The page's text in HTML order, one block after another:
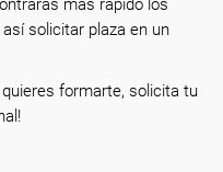
más rápido los
solicitar plaza en un
quieres formarte, solicita tu